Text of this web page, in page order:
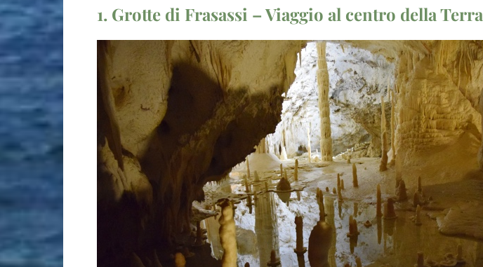
1. Grotte di Frasassi – Viaggio al centro della Terra